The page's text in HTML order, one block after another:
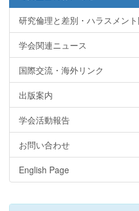
研究倫理と差別・ハラスメン
学会関連ニュース
国際交流・海外リンク
出版案内
学会活動報告
お問い合わせ
English Page